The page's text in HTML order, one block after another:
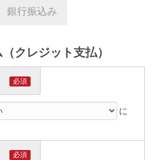
銀行振込み
クレジット支払）
必須
に
必須